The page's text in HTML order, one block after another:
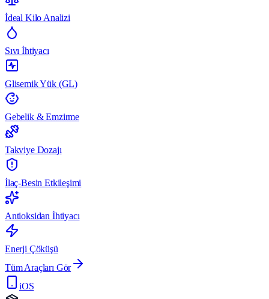
İdeal Kilo Analizi
Sıvı İhtiyacı
Glisemik Yük (GL)
Gebelik & Emzirme
Takviye Dozajı
İlaç-Besin Etkileşimi
Antioksidan İhtiyacı
Enerji Çöküşü
Tüm Araçları Gör
iOS